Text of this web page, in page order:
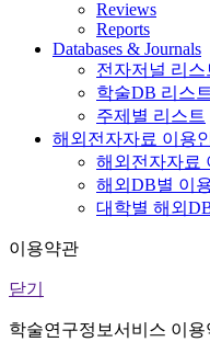
Reviews
Reports
Databases & Journals
전자저널 리스
학술DB 리스트
주제별 리스트
해외전자자료 이용
해외전자자료
해외DB별 이
대학별 해외
이용약관
닫기
학술연구정보서비스 이용